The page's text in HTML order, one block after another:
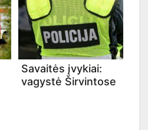
Savaitės įvykiai:
vagystė Širvintose